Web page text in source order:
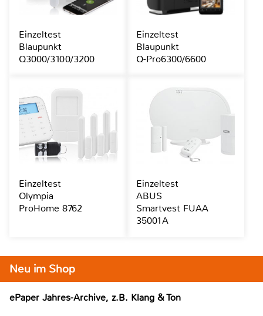
Neu im Shop
ePaper Jahres-Archive, z.B. Klang & Ton
Einzeltest
Blaupunkt
Q3000/3100/3200
Einzeltest
Blaupunkt
Q-Pro6300/6600
Einzeltest
Olympia
ProHome 8762
Einzeltest
ABUS
Smartvest FUAA
35001A